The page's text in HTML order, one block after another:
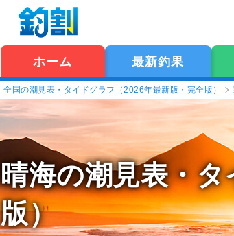
ホーム 最新釣果
全国の潮見表・タイドグラフ（2026年最新版・完全版）
晴海の潮見表・タ
版）